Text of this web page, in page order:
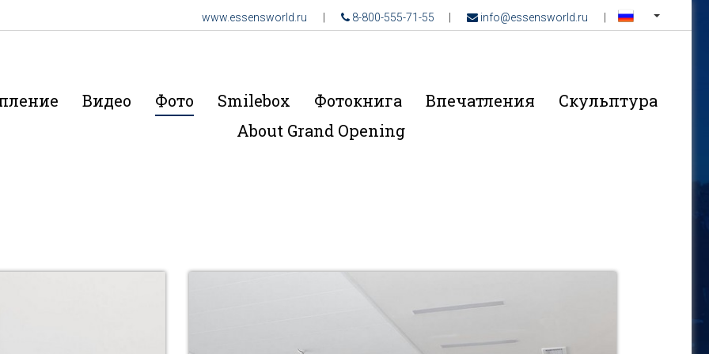
www.essensworld.ru 8-800-555-71-55 info@essensworld.ru __
Видео Фото Smilebox Фотокнига Впечатления
Скульптура
About Grand Opening